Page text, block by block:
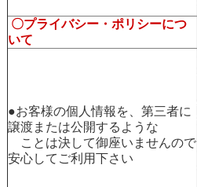
〇プライバシー・ポリシーにつ
いて
●お客様の個人情報を、第三者に
譲渡または公開するような
ことは決して御座いませんので
安心してご利用下さい